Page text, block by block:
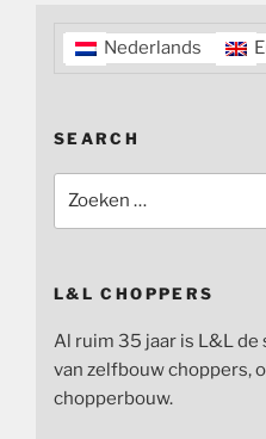
Nederlands
SEARCH
naar:
L&L CHOPPERS
Al ruim 35 jaar is L&L
van zelfbouw choppers,
chopperbouw.